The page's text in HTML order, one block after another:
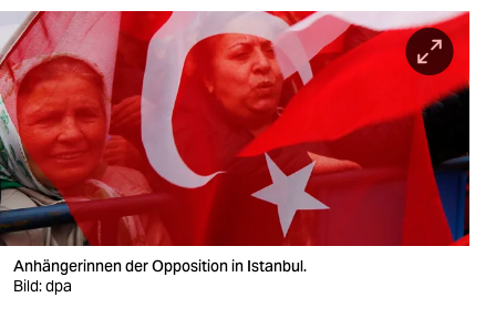
sport
berlin
nord
wahrheit
verlag
verlag
Anhängerinnen der Opposition in Istanbul.
Bild: dpa